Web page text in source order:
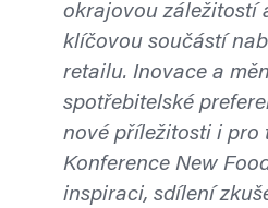
okrajovou záležitostí
klíčovou součástí
retailu. Inovace a
spotřebitelské
nové příležitosti i pro
Konference New
inspiraci, sdílení